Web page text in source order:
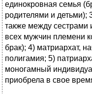
единокровная семья
родителями и детьми);
также между сестрами
всех мужчин племени
брак); 4) матриархат,
полигамия; 5)
моногамный
приобрела в свое